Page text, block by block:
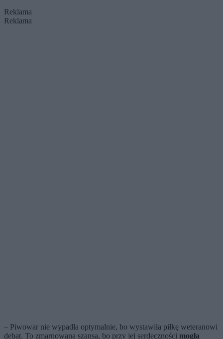
Reklama
Reklama
– Piwowar nie wypadła optymalnie, bo wystawiła piłkę weteranowi
debat. To zmarnowana szansa, bo przy jej serdeczności mogła